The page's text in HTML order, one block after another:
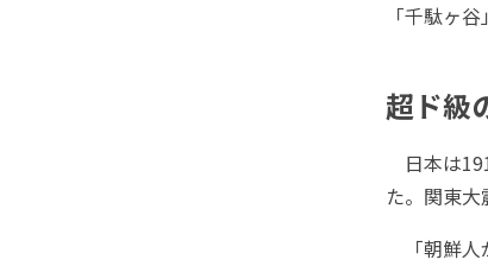
「千駄ヶ
超ド級
日本は
た。関東大
「朝鮮人